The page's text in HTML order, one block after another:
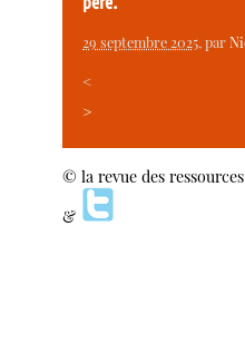
29 septembre 2025, par
<
>
© la revue des
&